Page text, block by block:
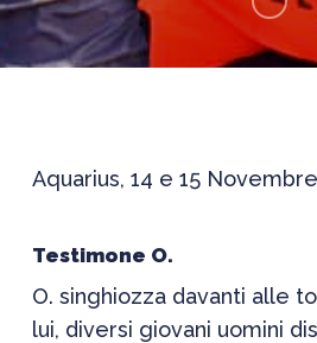
Aquarius, 14 e 15
Testimone O.
O. singhiozza davanti alle
lui, diversi giovani uomini